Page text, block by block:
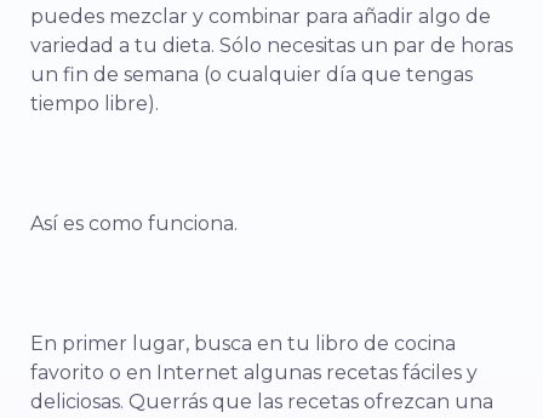
puedes mezclar y combinar para añadir algo de
variedad a tu dieta. Sólo necesitas un par de horas
un fin de semana (o cualquier día que tengas
tiempo libre).
Así es como funciona.
En primer lugar, busca en tu libro de cocina
favorito o en Internet algunas recetas fáciles y
deliciosas. Querrás que las recetas ofrezcan una